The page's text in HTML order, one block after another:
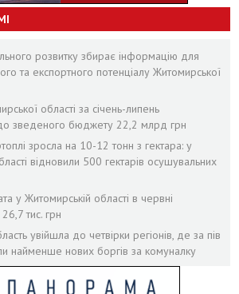
розвитку збирає інформацію для
та експортного потенціалу Житомирської
області за січень-липень
зведеного бюджету 22,2 млрд грн
зросла на 10-12 тонн з гектара: у
відновили 500 гектарів осушувальних
у Житомирській області в червні
тис. грн
увійшла до четвірки регіонів, де за пів
найменше нових боргів за комуналку